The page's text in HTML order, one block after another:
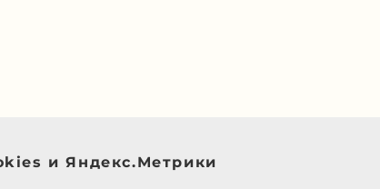
и Яндекс.Метрики